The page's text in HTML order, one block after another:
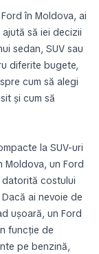
în Moldova, ai
să iei decizii
sedan, SUV sau
diferite bugete,
cum să alegi
și cum să
la SUV-uri
Moldova, un Ford
costului
ai nevoie de
ușoară, un Ford
funcție de
pe benzină,